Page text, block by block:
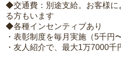
◆交通費：別途支給。お客様に
る方もいます
◆各種インセンティブあり
・表彰制度を毎月実施（5千円
・友人紹介で、最大1万7000千